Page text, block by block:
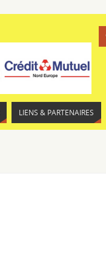
LIENS & PARTENAIRES